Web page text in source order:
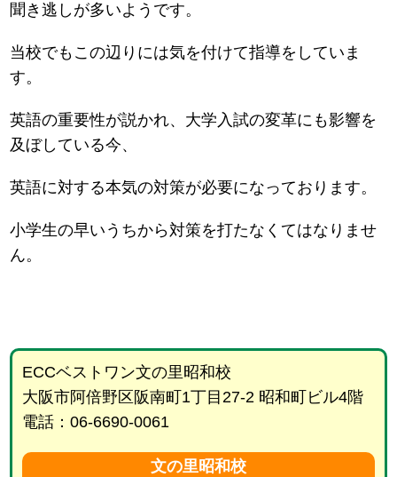
聞き逃しが多いようです。
当校でもこの辺りには気を付けて指導をしていま
す。
英語の重要性が説かれ、大学入試の変革にも影響を
及ぼしている今、
英語に対する本気の対策が必要になっております。
小学生の早いうちから対策を打たなくてはなりませ
ん。
ECCベストワン文の里昭和校
大阪市阿倍野区阪南町1丁目27-2 昭和町ビル4階
電話：06-6690-0061
文の里昭和校